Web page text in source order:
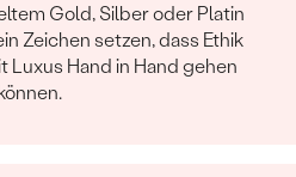
Gold, Silber oder Platin
Zeichen setzen, dass Ethik
Luxus Hand in Hand gehen